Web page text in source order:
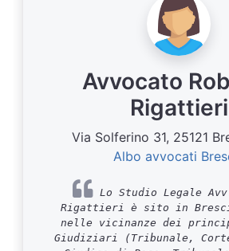
Avvocato
Rigattieri
Via Solferino 31, 25121
Albo avvocati
Lo Studio Legale
Rigattieri è sito in
nelle vicinanze dei
Giudiziari (Tribunale,